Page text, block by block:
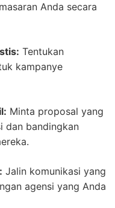
Anda secara
Tentukan
kampanye
Minta proposal yang
dan bandingkan
Jalin komunikasi yang
agensi yang Anda